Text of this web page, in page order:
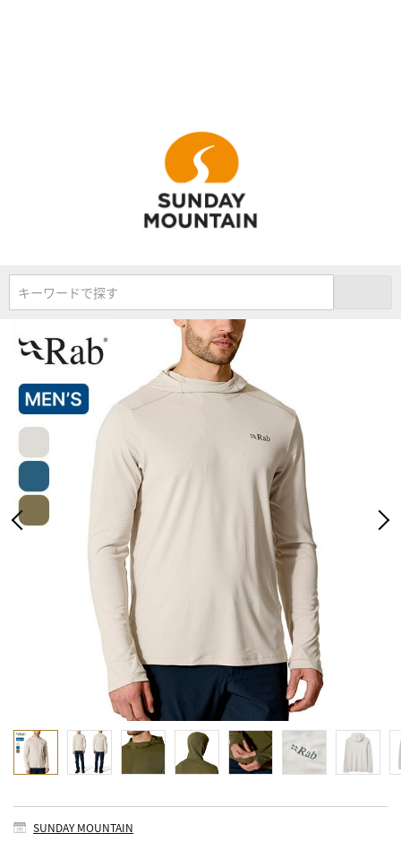
キーワードで探す
SUNDAY MOUNTAIN